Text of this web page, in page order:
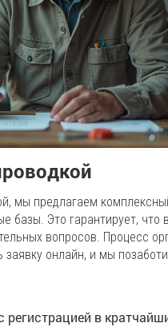
мы предлагаем
Это гарантирует, что
вопросов. Процесс
онлайн, и мы
в